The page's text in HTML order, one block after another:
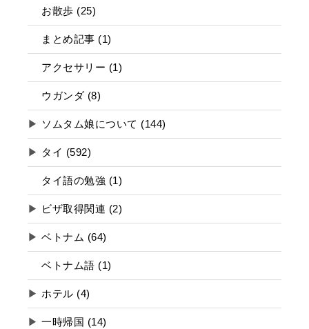
お散歩 (25)
まとめ記事 (1)
アクセサリー (1)
ウガンダ (8)
▶ ソムタム娘について (144)
▶ タイ (592)
タイ語の勉強 (1)
▶ ビザ取得関連 (2)
▶ ベトナム (64)
ベトナム語 (1)
▶ ホテル (4)
▶ 一時帰国 (14)